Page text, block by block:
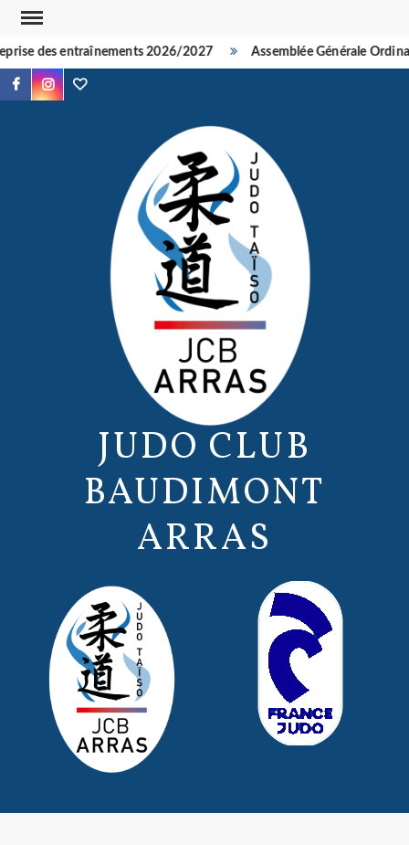
Skip
content
des entraînements 2026/2027 Assemblée Générale
FacebookInstagram
TikTok
JUDO CLUB
BAUDIMONT
ARRAS